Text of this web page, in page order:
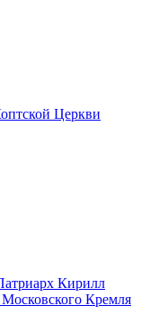
Церкви
Кирилл
Кремля